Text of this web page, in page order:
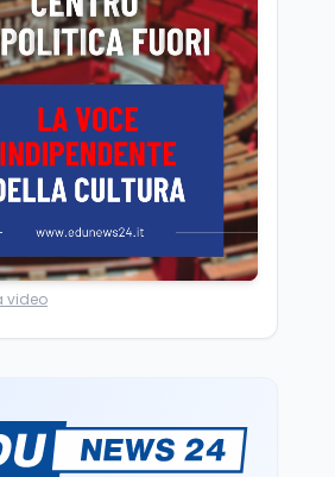
Tecnologia8 ago
Il cloaking selettivo di
Time: ads invisibili solo
per i chatbot AI
Mondo8 ago
A Nonthaburi il killer
14enne era bullizzato: la
Lavoro8 ago
Riforma del calcio, si
Mario Occhiuto
Mondo
L'8 agosto è la Giornata
europea in memoria
video